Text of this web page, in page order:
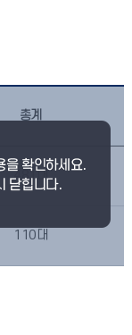
총계
481대
110대